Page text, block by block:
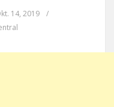
14, 2019
/